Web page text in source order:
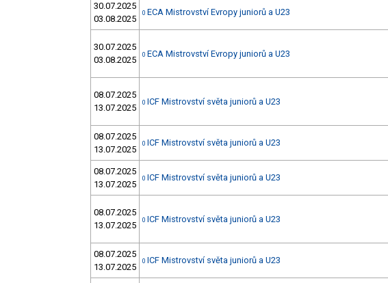
30.07.2025
03.08.2025
0 ECA Mistrovství Evropy juniorů a U23
30.07.2025
03.08.2025
0 ECA Mistrovství Evropy juniorů a U23
08.07.2025
13.07.2025
0 ICF Mistrovství světa juniorů a U23
08.07.2025
13.07.2025
0 ICF Mistrovství světa juniorů a U23
08.07.2025
13.07.2025
0 ICF Mistrovství světa juniorů a U23
08.07.2025
13.07.2025
0 ICF Mistrovství světa juniorů a U23
08.07.2025
13.07.2025
0 ICF Mistrovství světa juniorů a U23